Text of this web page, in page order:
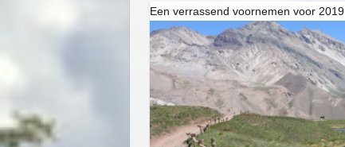
Een verrassend voornemen voor 2019